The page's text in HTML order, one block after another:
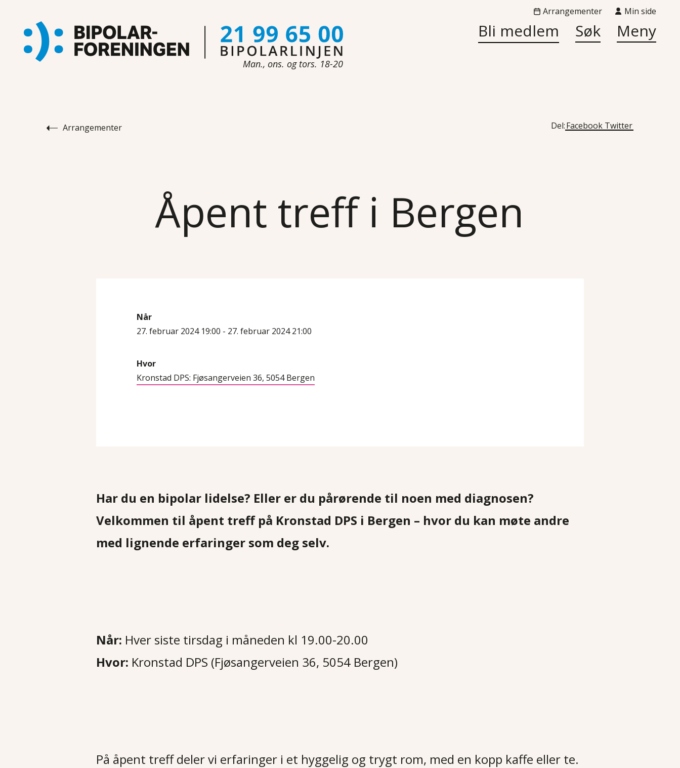
Arrangementer Min side
Man., ons. og tors. 18-20
Bli medlem Søk Meny
Del:Facebook Twitter
Arrangementer
Åpent treff i Bergen
Når
27. februar 2024 19:00 - 27. februar 2024 21:00
Hvor
Kronstad DPS: Fjøsangerveien 36, 5054 Bergen
Har du en bipolar lidelse? Eller er du pårørende til noen med diagnosen?
Velkommen til åpent treff på Kronstad DPS i Bergen – hvor du kan møte andre
med lignende erfaringer som deg selv.
Når: Hver siste tirsdag i måneden kl 19.00-20.00
Hvor: Kronstad DPS (Fjøsangerveien 36, 5054 Bergen)
På åpent treff deler vi erfaringer i et hyggelig og trygt rom, med en kopp kaffe eller te.